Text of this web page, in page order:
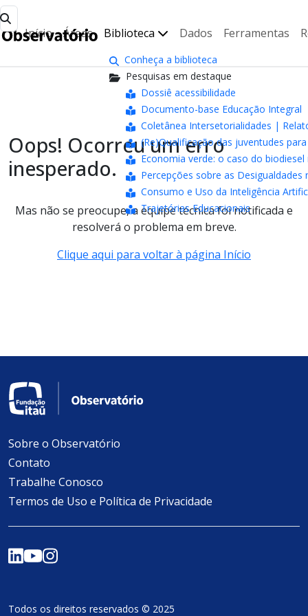
Início Áreas Biblioteca
Conheça a biblioteca
Pesquisas em destaque
Dossiê acessibilidade
Documento-base Educação Integral
Coletânea Intersetorialidades |
(Re)Qualificação das juventudes
Economia verde: o caso do
Percepções sobre as Desigualdades
Consumo e Uso da Inteligência
Trajetórias Educacionais
Dados Ferramentas
Oops! Ocorreu um erro
inesperado.
Mas não se preocupe, a equipe técnica foi notificada e
resolverá o problema em breve.
Clique aqui para voltar à página Início
Sobre o Observatório
Contato
Trabalhe Conosco
Termos de Uso e Política de Privacidade
Todos os direitos reservados © 2025